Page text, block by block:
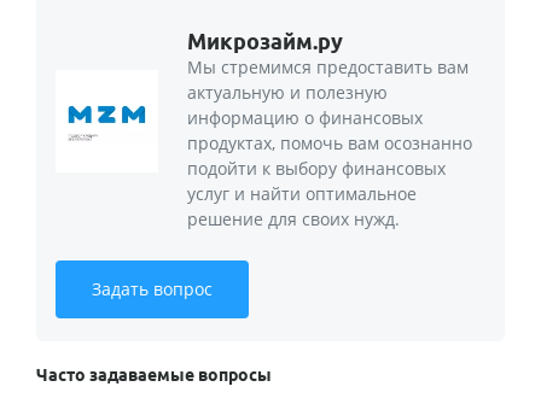
Микрозайм.ру
Мы стремимся предоставить вам
актуальную и полезную
информацию о финансовых
продуктах, помочь вам осознанно
подойти к выбору финансовых
услуг и найти оптимальное
решение для своих нужд.
Задать вопрос
Часто задаваемые вопросы